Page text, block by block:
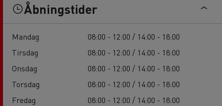
Åbningstider
Mandag
08:00 - 12:00 / 14:00 - 18:00
Tirsdag
08:00 - 12:00 / 14:00 - 18:00
Onsdag
08:00 - 12:00 / 14:00 - 18:00
Torsdag
08:00 - 12:00 / 14:00 - 18:00
Fredag
08:00 - 12:00 / 14:00 - 18:00